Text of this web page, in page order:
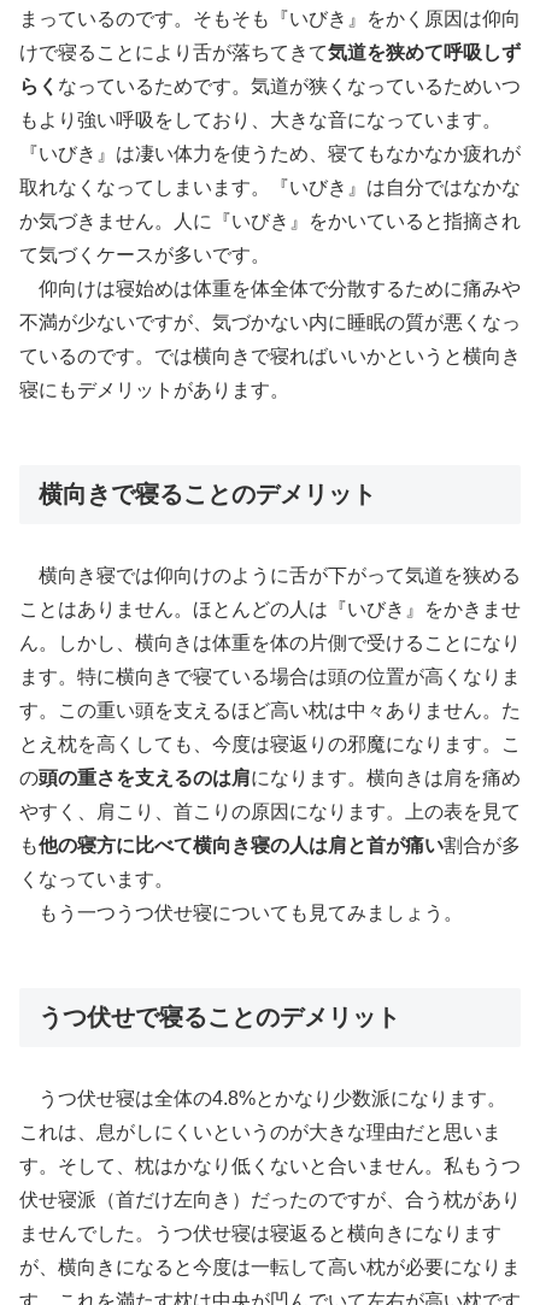
まっているのです。そもそも『いびき』をかく原因は仰向
けで寝ることにより舌が落ちてきて気道を狭めて呼吸しず
らく なっているためです。気道が狭くなっているためいつ
もより強い呼吸をしており、大きな音になっています。
『いびき』は凄い体力を使うため、寝てもなかなか疲れが
取れなくなってしまいます。『いびき』は自分ではなかな
か気づきません。人に『いびき』をかいていると指摘され
て気づくケースが多いです。
仰向けは寝始めは体重を体全体で分散するために痛みや
不満が少ないですが、気づかない内に睡眠の質が悪くなっ
ているのです。では横向きで寝ればいいかというと横向き
寝にもデメリットがあります。
横向きで寝ることのデメリット
横向き寝では仰向けのように舌が下がって気道を狭める
ことはありません。ほとんどの人は『いびき』をかきませ
ん。しかし、横向きは体重を体の片側で受けることになり
ます。特に横向きで寝ている場合は頭の位置が高くなりま
す。この重い頭を支えるほど高い枕は中々ありません。た
とえ枕を高くしても、今度は寝返りの邪魔になります。こ
の頭の重さを支えるのは肩になります。横向きは肩を痛め
やすく、肩こり、首こりの原因になります。上の表を見て
も他の寝方に比べて横向き寝の人は肩と首が痛い割合が多
くなっています。
もう一つうつ伏せ寝についても見てみましょう。
うつ伏せで寝ることのデメリット
うつ伏せ寝は全体の4.8%とかなり少数派になります。
これは、息がしにくいというのが大きな理由だと思いま
す。そして、枕はかなり低くないと合いません。私もうつ
伏せ寝派（首だけ左向き）だったのですが、合う枕があり
ませんでした。うつ伏せ寝は寝返ると横向きになります
が、横向きになると今度は一転して高い枕が必要になりま
す。これを満たす枕は中央が凹んでいて左右が高い枕です